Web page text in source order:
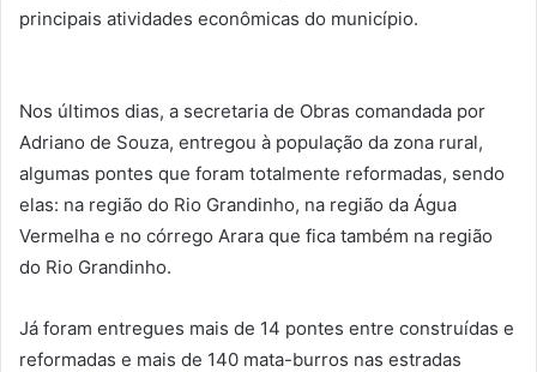
principais atividades econômicas do município.
Nos últimos dias, a secretaria de Obras comandada por
Adriano de Souza, entregou à população da zona rural,
algumas pontes que foram totalmente reformadas, sendo
elas: na região do Rio Grandinho, na região da Água
Vermelha e no córrego Arara que fica também na região
do Rio Grandinho.
Já foram entregues mais de 14 pontes entre construídas e
reformadas e mais de 140 mata-burros nas estradas